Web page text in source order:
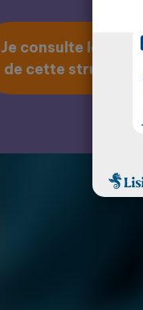
Je consulte la page
de cette structure